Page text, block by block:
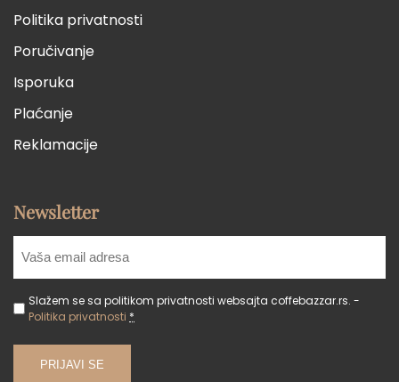
Politika privatnosti
Poručivanje
Isporuka
Plaćanje
Reklamacije
Newsletter
Slažem se sa politikom privatnosti websajta coffebazzar.rs. -
Politika privatnosti *